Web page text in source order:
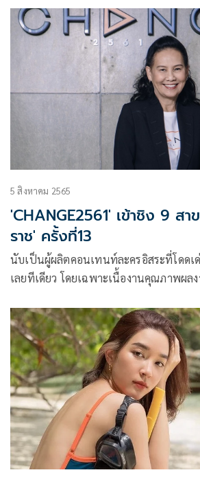
5 สิงหาคม 2565
'CHANGE2561' เข้าชิง 9 สา
ราช' ครั้งที่13
นับเป็นผู้ผลิตคอนเทนท์ละครอิสระที่โดดเ
เลยทีเดียว โดยเฉพาะเนื้องานคุณภาพผล
แสดงของเหล่าดาราคุณภาพเบอร์ต้นๆ ขอ
ความเข้มข้นของบทละครก็เป็นอีกสิ่งที่ทำ